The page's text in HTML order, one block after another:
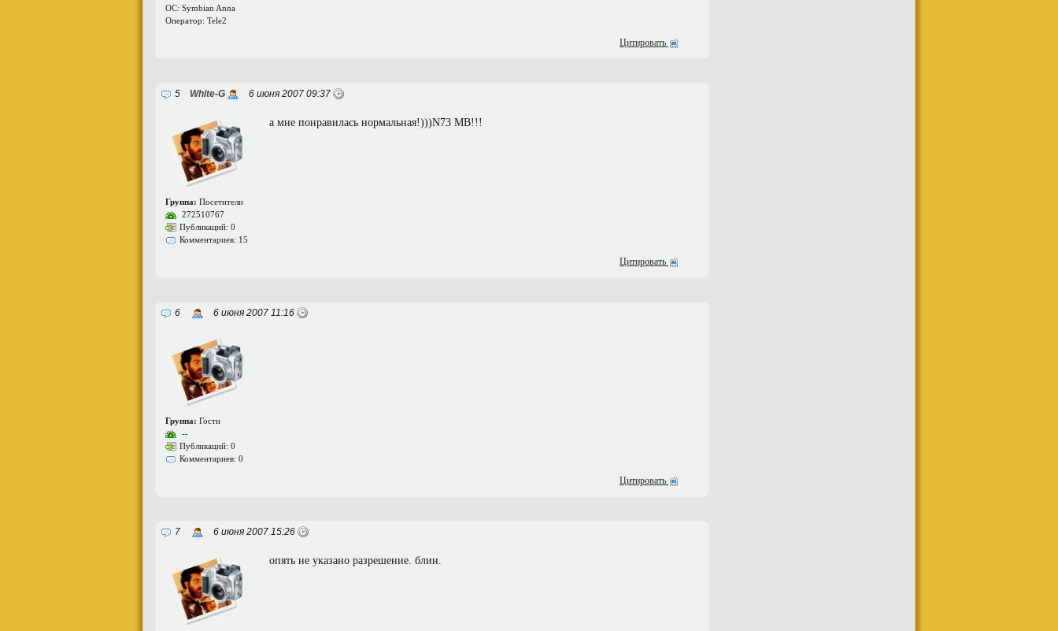
ОС: Symbian Anna
Оператор: Tele2
Цитировать
5 White-G 6 июня 2007 09:37
Группа: Посетители
272510767
Публикаций: 0
Комментариев: 15
а мне понравилась нормальная!)))N73 MB!!!
Цитировать
6 6 июня 2007 11:16
Группа: Гости
--
Публикаций: 0
Комментариев: 0
Цитировать
7 6 июня 2007 15:26
опять не указано разрешение. блин.